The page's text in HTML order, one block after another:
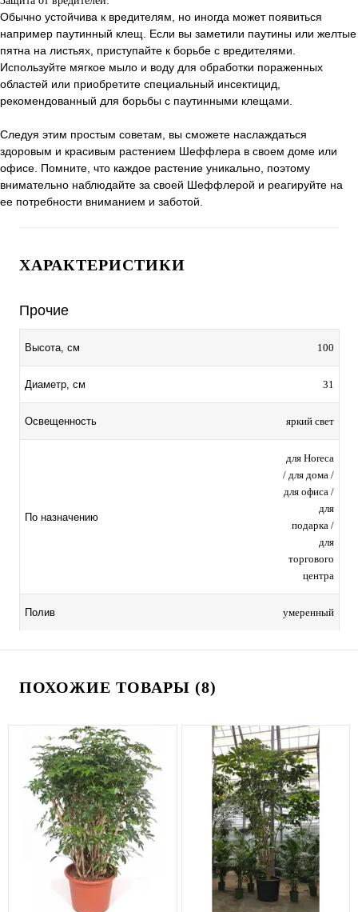
Обычно устойчива к вредителям, но иногда может появиться
например паутинный клещ. Если вы заметили паутины или желтые
пятна на листьях, приступайте к борьбе с вредителями.
Используйте мягкое мыло и воду для обработки пораженных
областей или приобретите специальный инсектицид,
рекомендованный для борьбы с паутинными клещами.
Следуя этим простым советам, вы сможете наслаждаться
здоровым и красивым растением Шеффлера в своем доме или
офисе. Помните, что каждое растение уникально, поэтому
внимательно наблюдайте за своей Шеффлерой и реагируйте на
ее потребности вниманием и заботой.
ХАРАКТЕРИСТИКИ
Прочие
Высота, см 100
Диаметр, см 31
Освещенность яркий свет
По назначению
для Horeca
/ для дома /
для офиса /
для
подарка /
для
торгового
центра
Полив умеренный
ПОХОЖИЕ ТОВАРЫ (8)